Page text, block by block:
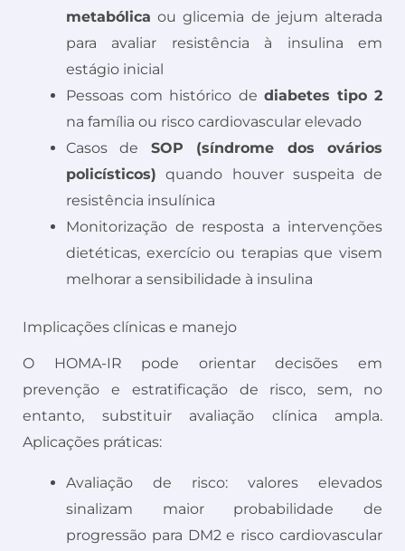
metabólica ou glicemia de jejum alterada
para avaliar resistência à insulina em
estágio inicial
Pessoas com histórico de diabetes tipo 2
na família ou risco cardiovascular elevado
Casos de SOP (síndrome dos ovários
policísticos) quando houver suspeita de
resistência insulínica
Monitorização de resposta a intervenções
dietéticas, exercício ou terapias que visem
melhorar a sensibilidade à insulina
Implicações clínicas e manejo
O HOMA-IR pode orientar decisões em
prevenção e estratificação de risco, sem, no
entanto, substituir avaliação clínica ampla.
Aplicações práticas:
Avaliação de risco: valores elevados
sinalizam maior probabilidade de
progressão para DM2 e risco cardiovascular